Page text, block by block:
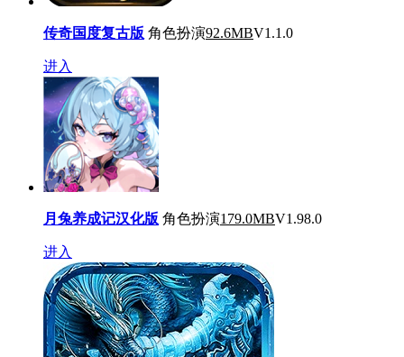
传奇国度复古版 角色扮演92.6MBV1.1.0
进入
月兔养成记汉化版 角色扮演179.0MBV1.98.0
进入